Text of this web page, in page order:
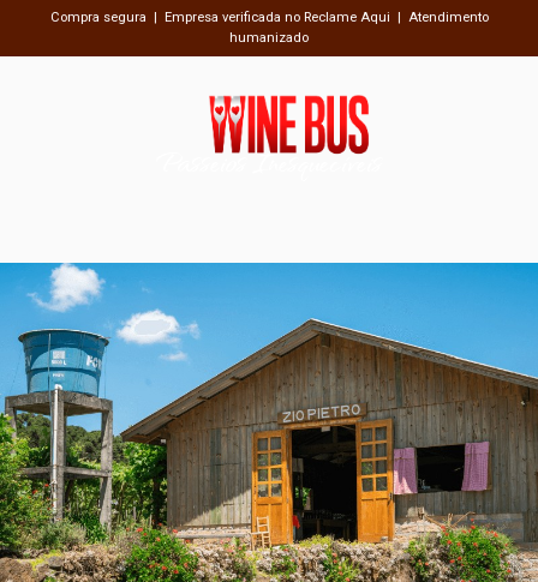
Compra segura | Empresa verificada no Reclame Aqui | Atendimento
humanizado
Passeios Inesquecíveis